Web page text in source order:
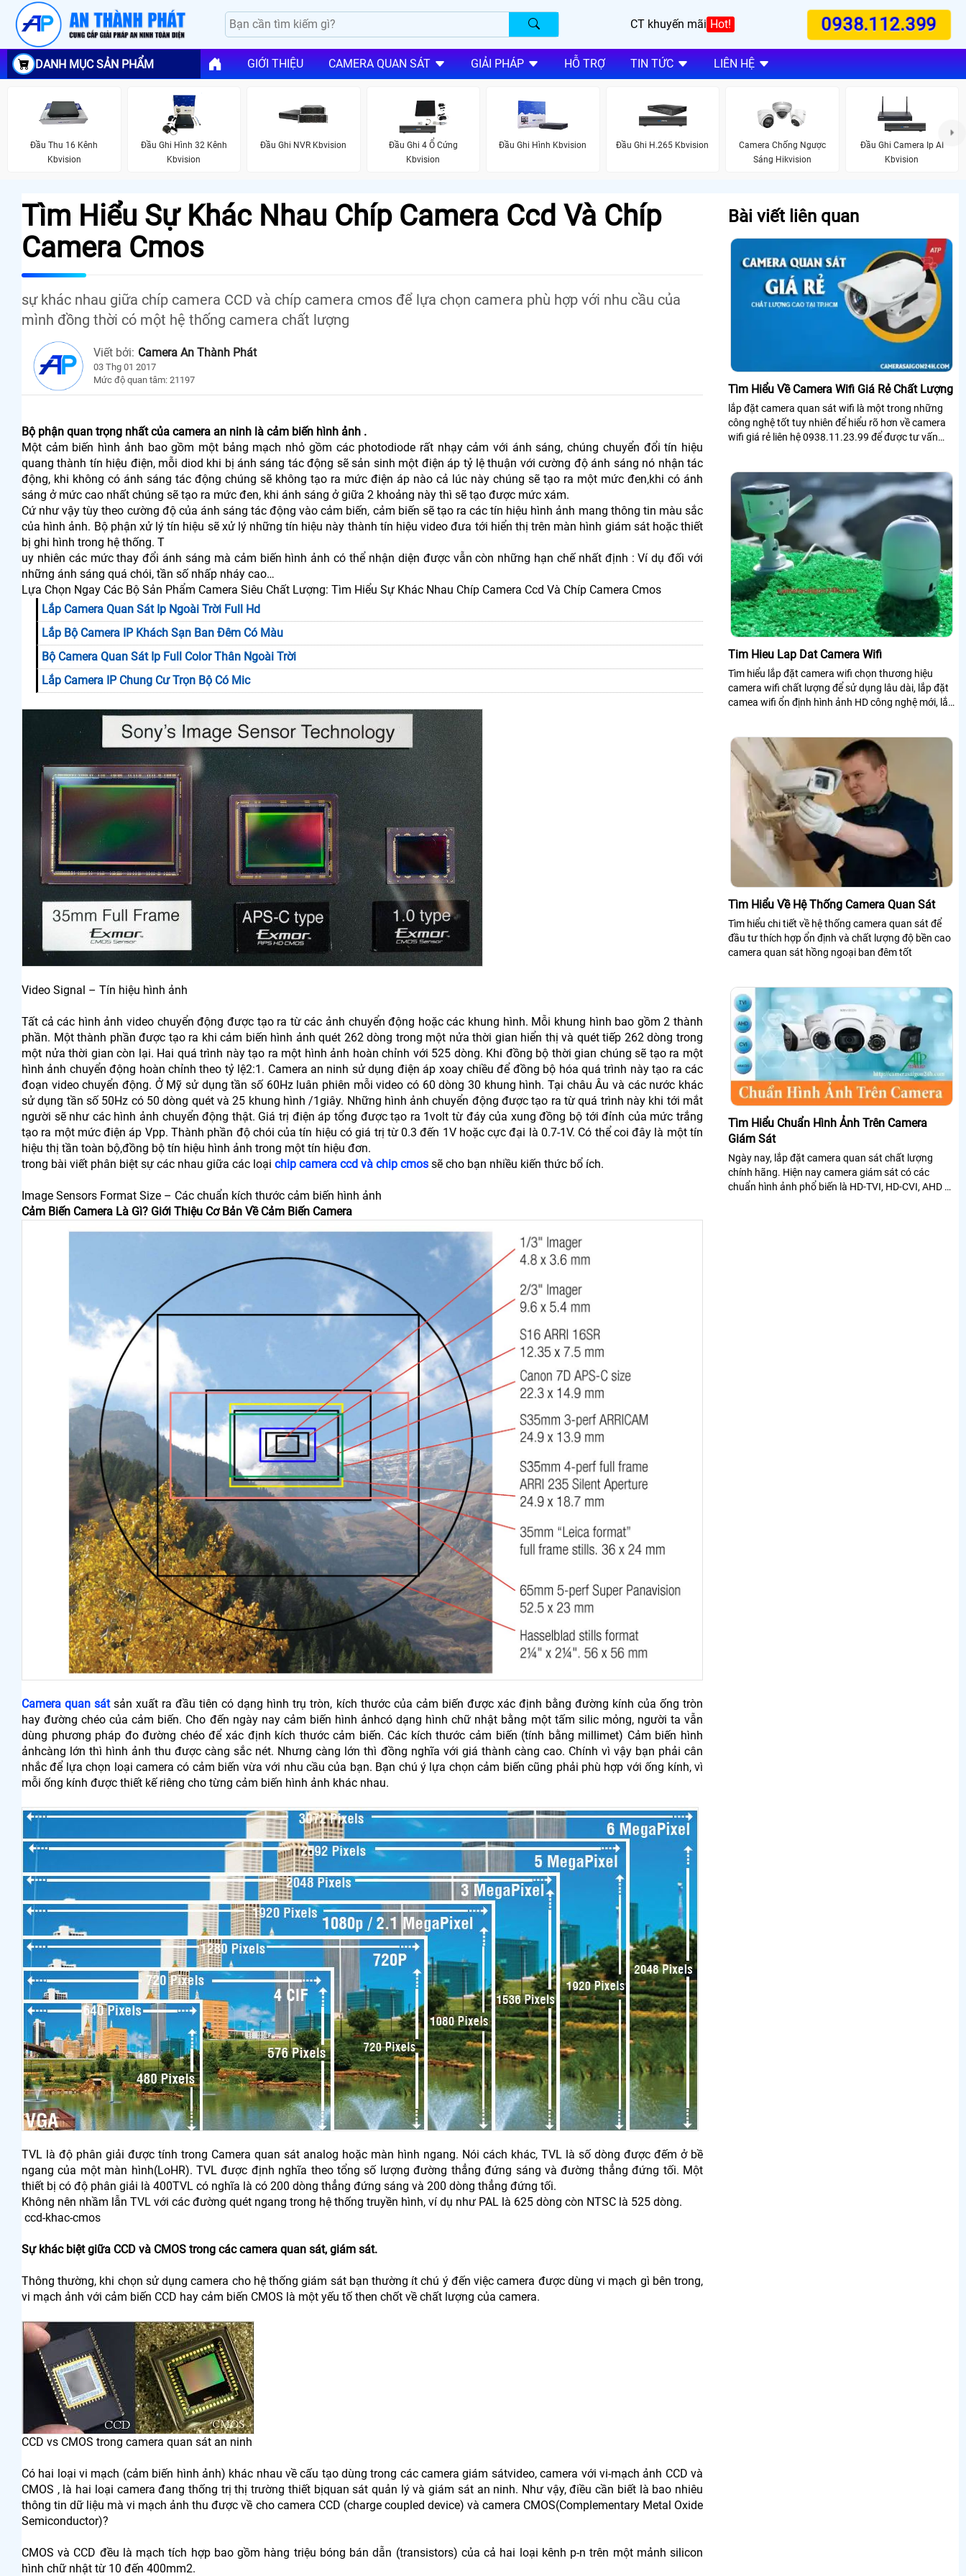
CT khuyến mãi Hot! 0938.112.399
DANH MỤC SẢN PHẨM GIỚI THIỆU CAMERA QUAN SÁT GIẢI PHÁP HỖ TRỢ TIN TỨC LIÊN HỆ
Đầu Thu 16 Kênh
Kbvision
Đầu Ghi Hình 32 Kênh
Kbvision
Đầu Ghi NVR Kbvision
Đầu Ghi 4 Ổ Cứng
Kbvision
Đầu Ghi Hình Kbvision Đầu Ghi H.265 Kbvision
Camera Chống Ngược
Sáng Hikvision
Đầu Ghi Camera Ip AI
Kbvision
Tìm Hiểu Sự Khác Nhau Chíp Camera Ccd Và Chíp
Camera Cmos
sự khác nhau giữa chíp camera CCD và chíp camera cmos để lựa chọn camera phù hợp với nhu cầu của
mình đồng thời có một hệ thống camera chất lượng
Viết bởi: Camera An Thành Phát
03 Thg 01 2017
Mức độ quan tâm: 21197
Bộ phận quan trọng nhất của camera an ninh là cảm biến hình ảnh .
Một cảm biến hình ảnh bao gồm một bảng mạch nhỏ gồm các photodiode rất nhạy cảm với ánh sáng, chúng chuyển đổi tín hiệu
quang thành tín hiệu điện, mỗi diod khi bị ánh sáng tác động sẽ sản sinh một điện áp tỷ lệ thuận với cường độ ánh sáng nó nhận tác
động, khi không có ánh sáng tác động chúng sẽ không tạo ra mức điện áp nào cả lúc này chúng sẽ tạo ra một mức đen,khi có ánh
sáng ở mức cao nhất chúng sẽ tạo ra mức đen, khi ánh sáng ở giữa 2 khoảng này thì sẽ tạo được mức xám.
Cứ như vậy tùy theo cường độ của ánh sáng tác động vào cảm biến, cảm biến sẽ tạo ra các tín hiệu hình ảnh mang thông tin màu sắc
của hình ảnh. Bộ phận xử lý tín hiệu sẽ xử lý những tín hiệu này thành tín hiệu video đưa tới hiển thị trên màn hình giám sát hoặc thiết
bị ghi hình trong hệ thống. T
uy nhiên các mức thay đổi ánh sáng mà cảm biến hình ảnh có thể nhận diện được vẫn còn những hạn chế nhất định : Ví dụ đối với
những ánh sáng quá chói, tần số nhấp nháy cao…
Lựa Chọn Ngay Các Bộ Sản Phẩm Camera Siêu Chất Lượng: Tìm Hiểu Sự Khác Nhau Chíp Camera Ccd Và Chíp Camera Cmos
Lắp Camera Quan Sát Ip Ngoài Trời Full Hd
Lắp Bộ Camera IP Khách Sạn Ban Đêm Có Màu
Bộ Camera Quan Sát Ip Full Color Thân Ngoài Trời
Lắp Camera IP Chung Cư Trọn Bộ Có Mic
Video Signal – Tín hiệu hình ảnh
Tất cả các hình ảnh video chuyển động được tạo ra từ các ảnh chuyển động hoặc các khung hình. Mỗi khung hình bao gồm 2 thành
phần. Một thành phần được tạo ra khi cảm biến hình ảnh quét 262 dòng trong một nửa thời gian hiển thị và quét tiếp 262 dòng trong
một nửa thời gian còn lại. Hai quá trình này tạo ra một hình ảnh hoàn chỉnh với 525 dòng. Khi đồng bộ thời gian chúng sẽ tạo ra một
hình ảnh chuyển động hoàn chỉnh theo tỷ lệ2:1. Camera an ninh sử dụng điện áp xoay chiều để đồng bộ hóa quá trình này tạo ra các
đoạn video chuyển động. Ở Mỹ sử dụng tần số 60Hz luân phiên mỗi video có 60 dòng 30 khung hình. Tại châu Âu và các nước khác
sử dụng tần số 50Hz có 50 dòng quét và 25 khung hình /1giây. Những hình ảnh chuyển động được tạo ra từ quá trình này khi tới mắt
người sẽ như các hình ảnh chuyển động thật. Giá trị điện áp tổng được tạo ra 1volt từ đáy của xung đồng bộ tới đỉnh của mức trắng
tạo ra một mức điện áp Vpp. Thành phần độ chói của tín hiệu có giá trị từ 0.3 đến 1V hoặc cực đại là 0.7-1V. Có thể coi đây là một tín
hiệu thị tần toàn bộ,đồng bộ tín hiệu hình ảnh trong một tín hiệu đơn.
trong bài viết phân biệt sự các nhau giữa các loại chip camera ccd và chip cmos sẽ cho bạn nhiều kiến thức bổ ích.
Image Sensors Format Size – Các chuẩn kích thước cảm biến hình ảnh
Cảm Biến Camera Là Gì? Giới Thiệu Cơ Bản Về Cảm Biến Camera
Camera quan sátsản xuất ra đầu tiên có dạng hình trụ tròn, kích thước của cảm biến được xác định bằng đường kính của ống tròn
hay đường chéo của cảm biến. Cho đến ngày nay cảm biến hình ảnhcó dạng hình chữ nhật bằng một tấm silic mỏng, người ta vẫn
dùng phương pháp đo đường chéo để xác định kích thước cảm biến. Các kích thước cảm biến (tính bằng millimet) Cảm biến hình
ảnhcàng lớn thì hình ảnh thu được càng sắc nét. Nhưng càng lớn thì đồng nghĩa với giá thành càng cao. Chính vì vậy bạn phải cân
nhắc để lựa chọn loại camera có cảm biến vừa với nhu cầu của bạn. Bạn chú ý lựa chọn cảm biến cũng phải phù hợp với ống kính, vì
mỗi ống kính được thiết kế riêng cho từng cảm biến hình ảnh khác nhau.
TVL là độ phân giải được tính trong Camera quan sát analog hoặc màn hình ngang. Nói cách khác, TVL là số dòng được đếm ở bề
ngang của một màn hình(LoHR). TVL được định nghĩa theo tổng số lượng đường thẳng đứng sáng và đường thẳng đứng tối. Một
thiết bị có độ phân giải là 400TVL có nghĩa là có 200 dòng thẳng đứng sáng và 200 dòng thẳng đứng tối.
Không nên nhầm lẫn TVL với các đường quét ngang trong hệ thống truyền hình, ví dụ như PAL là 625 dòng còn NTSC là 525 dòng.
ccd-khac-cmos
Sự khác biệt giữa CCD và CMOS trong các camera quan sát, giám sát.
Thông thường, khi chọn sử dụng camera cho hệ thống giám sát bạn thường ít chú ý đến việc camera được dùng vi mạch gì bên trong,
vi mạch ảnh với cảm biến CCD hay cảm biến CMOS là một yếu tố then chốt về chất lượng của camera.
CCD vs CMOS trong camera quan sát an ninh
Có hai loại vi mạch (cảm biến hình ảnh) khác nhau về cấu tạo dùng trong các camera giám sátvideo, camera với vi-mạch ảnh CCD và
CMOS , là hai loại camera đang thống trị thị trường thiết bịquan sát quản lý và giám sát an ninh. Như vậy, điều cần biết là bao nhiêu
thông tin dữ liệu mà vi mạch ảnh thu được về cho camera CCD (charge coupled device) và camera CMOS(Complementary Metal Oxide
Semiconductor)?
CMOS và CCD đều là mạch tích hợp bao gồm hàng triệu bóng bán dẫn (transistors) của cả hai loại kênh p-n trên một mảnh silicon
hình chữ nhật từ 10 đến 400mm2.
Bài viết liên quan
Tìm Hiểu Về Camera Wifi Giá Rẻ Chất Lượng
lắp đặt camera quan sát wifi là một trong những
công nghệ tốt tuy nhiên để hiểu rõ hơn về camera
wifi giá rẻ liên hệ 0938.11.23.99 để được tư vấn
Tim Hieu Lap Dat Camera Wifi
Tìm hiểu lắp đặt camera wifi chọn thương hiệu
camera wifi chất lượng để sử dụng lâu dài, lắp đặt
camea wifi ổn định hình ảnh HD công nghệ mới, lắp
Tìm Hiểu Về Hệ Thống Camera Quan Sát
Tìm hiểu chi tiết về hệ thống camera quan sát để
đầu tư thích hợp ổn định và chất lượng độ bền cao
camera quan sát hồng ngoại ban đêm tốt
Tìm Hiểu Chuẩn Hình Ảnh Trên Camera
Giám Sát
Ngày nay, lắp đặt camera quan sát chất lượng
chính hãng. Hiện nay camera giám sát có các
chuẩn hình ảnh phổ biến là HD-TVI, HD-CVI, AHD và